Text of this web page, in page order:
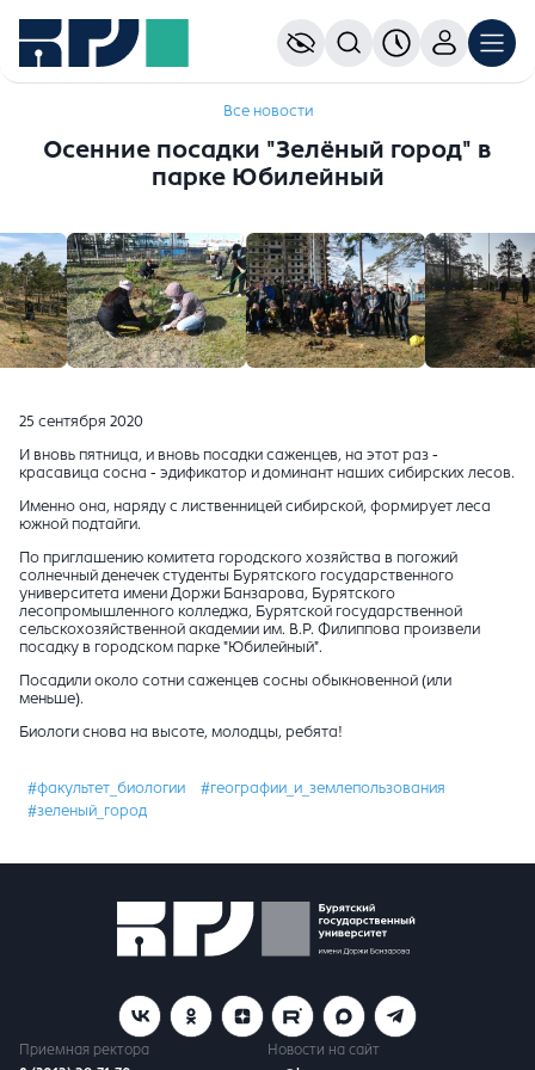
Все новости
Осенние посадки "Зелёный город" в
парке Юбилейный
25 сентября 2020
И вновь пятница, и вновь посадки саженцев, на этот раз -
красавица сосна - эдификатор и доминант наших сибирских лесов.
Именно она, наряду с лиственницей сибирской, формирует леса
южной подтайги.
По приглашению комитета городского хозяйства в погожий
солнечный денечек студенты Бурятского государственного
университета имени Доржи Банзарова, Бурятского
лесопромышленного колледжа, Бурятской государственной
сельскохозяйственной академии им. В.Р. Филиппова произвели
посадку в городском парке "Юбилейный".
Посадили около сотни саженцев сосны обыкновенной (или
меньше).
Биологи снова на высоте, молодцы, ребята!
#факультет_биологии
#географии_и_землепользования
#зеленый_город
Приемная ректора
Новости на сайт